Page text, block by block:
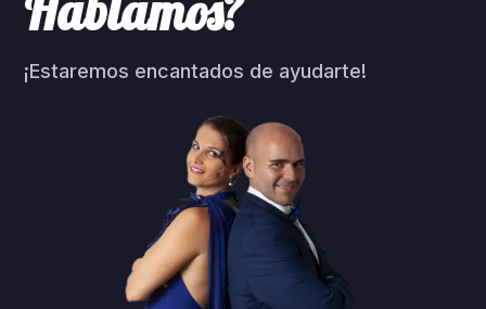
¡Estaremos encantados de ayudarte!